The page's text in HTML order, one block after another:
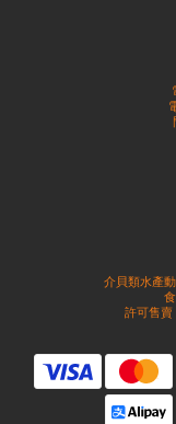
介貝類水產
許可售賣